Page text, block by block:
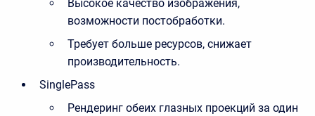
Высокое качество изображения,
возможности постобработки.
Требует больше ресурсов, снижает
производительность.
SinglePass
Рендеринг обеих глазных проекций за один